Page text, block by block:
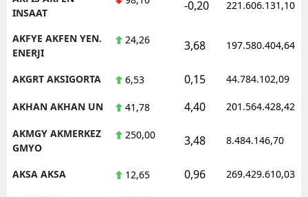
INSAAT
-0,20 221.606.131,10
AKFYE AKFEN YEN.
ENERJI
24,26 3,68 197.580.404,64
AKGRT AKSIGORTA 6,53 0,15 44.784.102,09
AKHAN AKHAN UN 41,78 4,40 201.564.428,42
AKMGY AKMERKEZ
GMYO
250,00 3,48 8.484.146,70
AKSA AKSA 12,65 0,96 269.429.610,03